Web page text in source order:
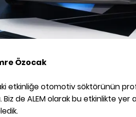
Özocak
etkinliğe otomotiv söktörünün
Biz de ALEM olarak bu etkinlikte